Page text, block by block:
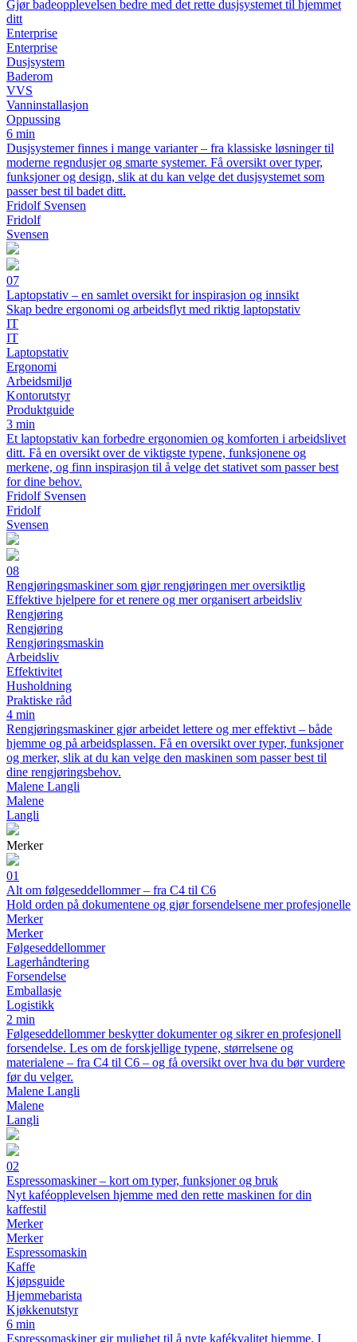
Gjør badeopplevelsen bedre med det rette dusjsystemet til hjemmet
ditt
Enterprise
Enterprise
Dusjsystem
Baderom
VVS
Vanninstallasjon
Oppussing
6 min
Dusjsystemer finnes i mange varianter – fra klassiske løsninger til
moderne regndusjer og smarte systemer. Få oversikt over typer,
funksjoner og design, slik at du kan velge det dusjsystemet som
passer best til badet ditt.
Fridolf Svensen
Fridolf
Svensen
07
Laptopstativ – en samlet oversikt for inspirasjon og innsikt
Skap bedre ergonomi og arbeidsflyt med riktig laptopstativ
IT
IT
Laptopstativ
Ergonomi
Arbeidsmiljø
Kontorutstyr
Produktguide
3 min
Et laptopstativ kan forbedre ergonomien og komforten i arbeidslivet
ditt. Få en oversikt over de viktigste typene, funksjonene og
merkene, og finn inspirasjon til å velge det stativet som passer best
for dine behov.
Fridolf Svensen
Fridolf
Svensen
08
Rengjøringsmaskiner som gjør rengjøringen mer oversiktlig
Effektive hjelpere for et renere og mer organisert arbeidsliv
Rengjøring
Rengjøring
Rengjøringsmaskin
Arbeidsliv
Effektivitet
Husholdning
Praktiske råd
4 min
Rengjøringsmaskiner gjør arbeidet lettere og mer effektivt – både
hjemme og på arbeidsplassen. Få en oversikt over typer, funksjoner
og merker, slik at du kan velge den maskinen som passer best til
dine rengjøringsbehov.
Malene Langli
Malene
Langli
Merker
01
Alt om følgeseddellommer – fra C4 til C6
Hold orden på dokumentene og gjør forsendelsene mer profesjonelle
Merker
Merker
Følgeseddellommer
Lagerhåndtering
Forsendelse
Emballasje
Logistikk
2 min
Følgeseddellommer beskytter dokumenter og sikrer en profesjonell
forsendelse. Les om de forskjellige typene, størrelsene og
materialene – fra C4 til C6 – og få oversikt over hva du bør vurdere
før du velger.
Malene Langli
Malene
Langli
02
Espressomaskiner – kort om typer, funksjoner og bruk
Nyt kaféopplevelsen hjemme med den rette maskinen for din
kaffestil
Merker
Merker
Espressomaskin
Kaffe
Kjøpsguide
Hjemmebarista
Kjøkkenutstyr
6 min
Espressomaskiner gir mulighet til å nyte kafékvalitet hjemme. I